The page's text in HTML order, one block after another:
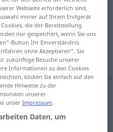
anklicken/antippen)
Webseite erforderlich sind,
immer auf Ihrem Endgerät
die der Bereitstellung
nur gespeichert, wenn Sie uns
Button Ihr Einverständnis
ohne Akzeptieren“. Sie
zukünftige Besuche unserer
Informationen zu den Cookies
klicken Sie einfach auf den
Hinweise zu der
unserer
unserImpressum.
Daten, um